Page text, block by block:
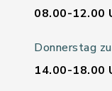
08.00-12.00
Donnerstag
14.00-18.00